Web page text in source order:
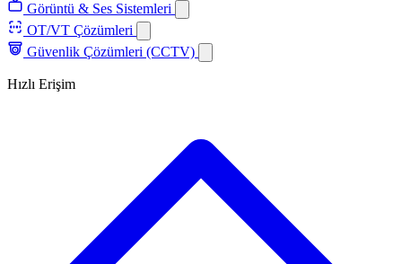
Görüntü & Ses Sistemleri
OT/VT Çözümleri
Güvenlik Çözümleri (CCTV)
Hızlı Erişim